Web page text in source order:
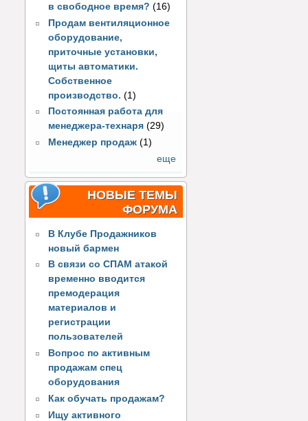
в свободное время? (16)
Продам вентиляционное
оборудование,
приточные установки,
щиты автоматики.
Собственное
производство. (1)
Постоянная работа для
менеджера-технаря (29)
Менеджер продаж (1)
еще
НОВЫЕ ТЕМЫ
ФОРУМА
В Клубе Продажников
новый бармен
В связи со СПАМ атакой
временно вводится
премодерация
материалов и
регистрации
пользователей
Вопрос по активным
продажам спец
оборудования
Как обучать продажам?
Ищу активного